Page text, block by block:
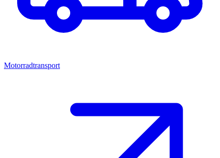
Motorradtransport